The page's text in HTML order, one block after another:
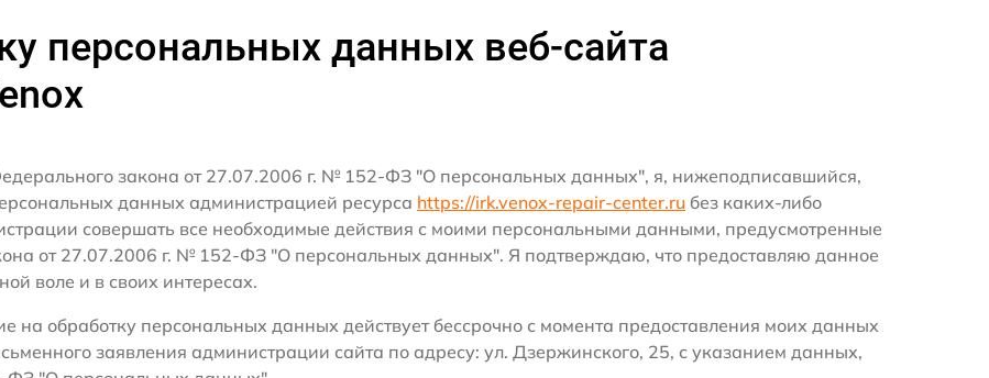
персональных данных веб-сайта
закона от 27.07.2006 г. № 152-ФЗ "О персональных данных", я, нижеподписавшийся,
данных администрацией ресурса https://irk.venox-repair-center.ru без каких-либо
совершать все необходимые действия с моими персональными данными, предусмотренные
от 27.07.2006 г. № 152-ФЗ "О персональных данных". Я подтверждаю, что предоставляю данное
воле и в своих интересах.
на обработку персональных данных действует бессрочно с момента предоставления моих данных
заявления администрации сайта по адресу: ул. Дзержинского, 25, с указанием данных,